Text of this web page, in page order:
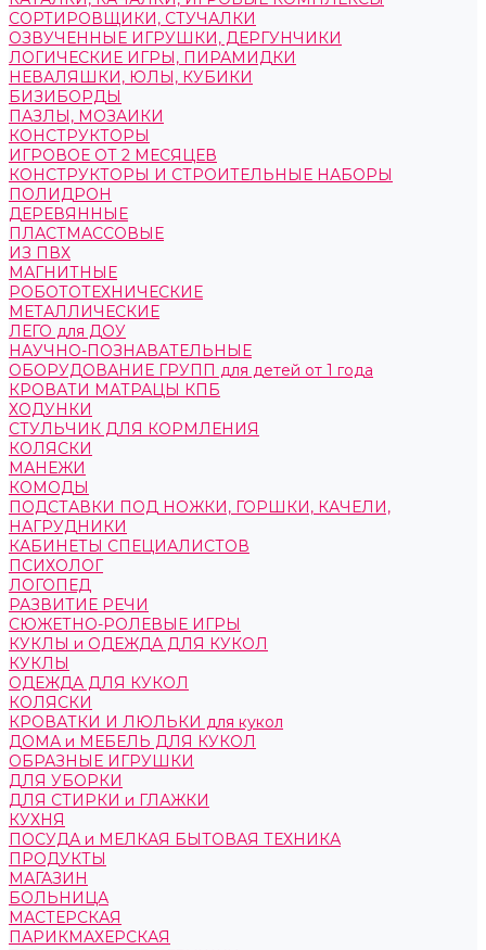
СОРТИРОВЩИКИ, СТУЧАЛКИ
ОЗВУЧЕННЫЕ ИГРУШКИ, ДЕРГУНЧИКИ
ЛОГИЧЕСКИЕ ИГРЫ, ПИРАМИДКИ
НЕВАЛЯШКИ, ЮЛЫ, КУБИКИ
БИЗИБОРДЫ
ПАЗЛЫ, МОЗАИКИ
КОНСТРУКТОРЫ
ИГРОВОЕ ОТ 2 МЕСЯЦЕВ
КОНСТРУКТОРЫ И СТРОИТЕЛЬНЫЕ НАБОРЫ
ПОЛИДРОН
ДЕРЕВЯННЫЕ
ПЛАСТМАССОВЫЕ
ИЗ ПВХ
МАГНИТНЫЕ
РОБОТОТЕХНИЧЕСКИЕ
МЕТАЛЛИЧЕСКИЕ
ЛЕГО для ДОУ
НАУЧНО-ПОЗНАВАТЕЛЬНЫЕ
ОБОРУДОВАНИЕ ГРУПП для детей от 1 года
КРОВАТИ МАТРАЦЫ КПБ
ХОДУНКИ
СТУЛЬЧИК ДЛЯ КОРМЛЕНИЯ
КОЛЯСКИ
МАНЕЖИ
КОМОДЫ
ПОДСТАВКИ ПОД НОЖКИ, ГОРШКИ, КАЧЕЛИ,
НАГРУДНИКИ
КАБИНЕТЫ СПЕЦИАЛИСТОВ
ПСИХОЛОГ
ЛОГОПЕД
РАЗВИТИЕ РЕЧИ
СЮЖЕТНО-РОЛЕВЫЕ ИГРЫ
КУКЛЫ и ОДЕЖДА ДЛЯ КУКОЛ
КУКЛЫ
ОДЕЖДА ДЛЯ КУКОЛ
КОЛЯСКИ
КРОВАТКИ И ЛЮЛЬКИ для кукол
ДОМА и МЕБЕЛЬ ДЛЯ КУКОЛ
ОБРАЗНЫЕ ИГРУШКИ
ДЛЯ УБОРКИ
ДЛЯ СТИРКИ и ГЛАЖКИ
КУХНЯ
ПОСУДА и МЕЛКАЯ БЫТОВАЯ ТЕХНИКА
ПРОДУКТЫ
МАГАЗИН
БОЛЬНИЦА
МАСТЕРСКАЯ
ПАРИКМАХЕРСКАЯ